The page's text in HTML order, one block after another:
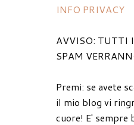
INFO PRIVACY
AVVISO: TUTTI
SPAM
Premi: se avete
il mio blog vi
cuore! E' sempre